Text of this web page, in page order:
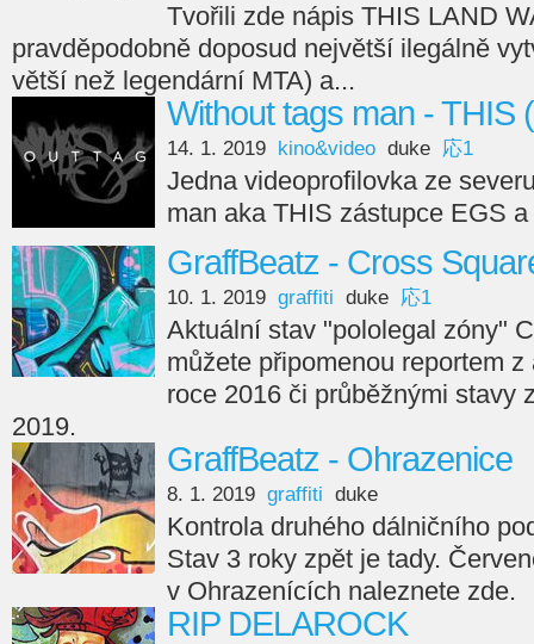
Tvořili zde nápis THIS LAND
pravděpodobně doposud největší ilegálně
větší než legendární MTA) a...
Without tags man - THIS
14. 1. 2019 kino&video duke 応1
Jedna videoprofilovka ze
man aka THIS zástupce EGS
GraffBeatz - Cross
10. 1. 2019 graffiti duke 応1
Aktuální stav "pololegal zóny"
můžete připomenou reportem
roce 2016 či průběžnými stavy
2019.
GraffBeatz - Ohrazenice
8. 1. 2019 graffiti duke
Kontrola druhého dálničního
Stav 3 roky zpět je tady.
v Ohrazenících naleznete zde.
RIP DELAROCK